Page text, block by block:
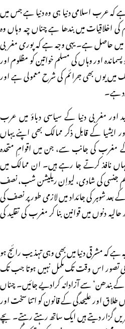
عرب اسلامی دنیا ہی وہ دنیا ہے جس میں
اخلاقیات میں بندھا ہے چناں چہ وہاں وہ
میں حاصل ہے۔ یہی وجہ ہے کہ پوری مغربی
پسماندہ اور وہاں کی مسلم خواتین کو مظلوم اور
میں یوں بھی جرائم کی شرح معمولی ہے اور
ہے۔
مغربی دنیا کے سیاسی دباؤ میں عرب
ایشیا کے قابل ذکر ممالک بھی اپنے یہاں
مغرب کی جانب سے، جن میں اقوامِ متحدہ
نافذ کرتے جا رہے ہیں۔ ان ممالک میں
جنسی کی شادی، لیواِن ریلیشن شب، نصف
بعد شوہر کی جائداد میں لازمی طور پر نصف کی
دنوں میں قوانین بنا کر مغرب کی تقلید کی
کہ مشرقی دنیا میں بھی وہی تہذیب رائج ہو
تصور اس وقت تک مکمل نہیں ہوتا جب تک
بندھن‘ سے آزادانہ کرادیے جائیں۔ چناں
اور علیحدگی کے قانون کو اتنا سخت اور
گزار دیتے ہیں ایک ساتھ رہتے رہتے۔ بچے